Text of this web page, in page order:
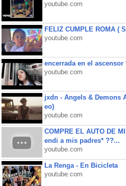
youtube.com
FELIZ CUMPLE ROMA (
youtube.com
encerrada en el
youtube.com
jxdn - Angels & Demons
eo)
youtube.com
COMPRE EL AUTO DE
endi a mis padres* ??...
youtube.com
La Renga - En Bicicleta
youtube.com